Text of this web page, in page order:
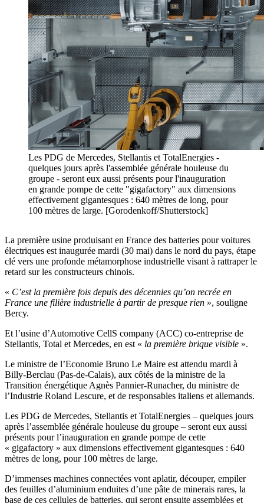
Les PDG de Mercedes, Stellantis et TotalEnergies -
quelques jours après l'assemblée générale houleuse du
groupe - seront eux aussi présents pour l'inauguration
en grande pompe de cette "gigafactory" aux dimensions
effectivement gigantesques : 640 mètres de long, pour
100 mètres de large. [Gorodenkoff/Shutterstock]
La première usine produisant en France des batteries pour voitures
électriques est inaugurée mardi (30 mai) dans le nord du pays, étape
clé vers une profonde métamorphose industrielle visant à rattraper le
retard sur les constructeurs chinois.
« C’est la première fois depuis des décennies qu’on recrée en
France une filière industrielle à partir de presque rien », souligne
Bercy.
Et l’usine d’Automotive CellS company (ACC) co-entreprise de
Stellantis, Total et Mercedes, en est « la première brique visible ».
Le ministre de l’Economie Bruno Le Maire est attendu mardi à
Billy-Berclau (Pas-de-Calais), aux côtés de la ministre de la
Transition énergétique Agnès Pannier-Runacher, du ministre de
l’Industrie Roland Lescure, et de responsables italiens et allemands.
Les PDG de Mercedes, Stellantis et TotalEnergies – quelques jours
après l’assemblée générale houleuse du groupe – seront eux aussi
présents pour l’inauguration en grande pompe de cette
« gigafactory » aux dimensions effectivement gigantesques : 640
mètres de long, pour 100 mètres de large.
D’immenses machines connectées vont aplatir, découper, empiler
des feuilles d’aluminium enduites d’une pâte de minerais rares, la
base de ces cellules de batteries, qui seront ensuite assemblées et